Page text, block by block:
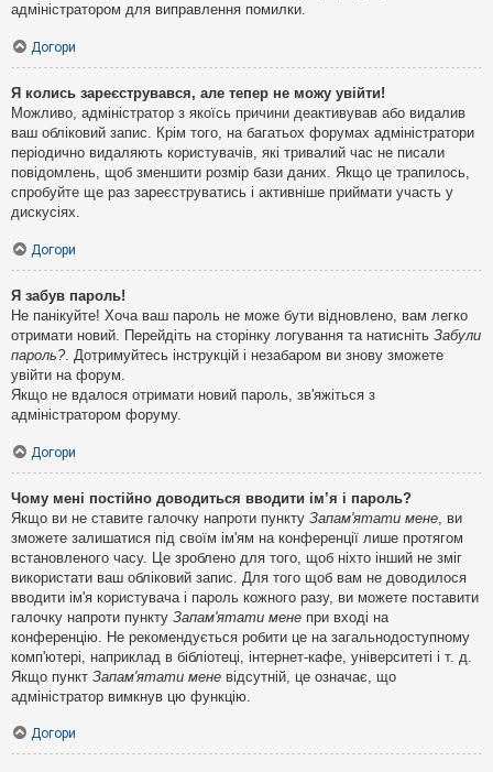
адміністратором для виправлення помилки.
Догори
Я колись зареєструвався, але тепер не можу увійти!
Можливо, адміністратор з якоїсь причини деактивував або видалив
ваш обліковий запис. Крім того, на багатьох форумах адміністратори
періодично видаляють користувачів, які тривалий час не писали
повідомлень, щоб зменшити розмір бази даних. Якщо це трапилось,
спробуйте ще раз зареєструватись і активніше приймати участь у
дискусіях.
Догори
Я забув пароль!
Не панікуйте! Хоча ваш пароль не може бути відновлено, вам легко
отримати новий. Перейдіть на сторінку логування та натисніть Забули
пароль?. Дотримуйтесь інструкцій і незабаром ви знову зможете
увійти на форум.
Якщо не вдалося отримати новий пароль, зв'яжіться з
адміністратором форуму.
Догори
Чому мені постійно доводиться вводити ім’я і пароль?
Якщо ви не ставите галочку напроти пункту Запам'ятати мене , ви
зможете залишатися під своїм ім'ям на конференції лише протягом
встановленого часу. Це зроблено для того, щоб ніхто інший не зміг
використати ваш обліковий запис. Для того щоб вам не доводилося
вводити ім'я користувача і пароль кожного разу, ви можете поставити
галочку напроти пункту Запам'ятати мене при вході на
конференцію. Не рекомендується робити це на загальнодоступному
комп'ютері, наприклад в бібліотеці, інтернет-кафе, університеті і т. д.
Якщо пункт Запам'ятати мене відсутній, це означає, що
адміністратор вимкнув цю функцію.
Догори